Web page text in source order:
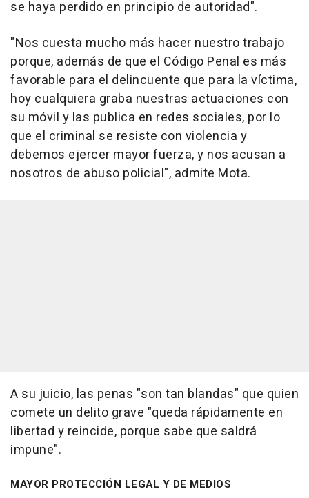
se haya perdido en principio de autoridad".
"Nos cuesta mucho más hacer nuestro trabajo
porque, además de que el Código Penal es más
favorable para el delincuente que para la víctima,
hoy cualquiera graba nuestras actuaciones con
su móvil y las publica en redes sociales, por lo
que el criminal se resiste con violencia y
debemos ejercer mayor fuerza, y nos acusan a
nosotros de abuso policial", admite Mota.
A su juicio, las penas "son tan blandas" que quien
comete un delito grave "queda rápidamente en
libertad y reincide, porque sabe que saldrá
impune".
MAYOR PROTECCIÓN LEGAL Y DE MEDIOS